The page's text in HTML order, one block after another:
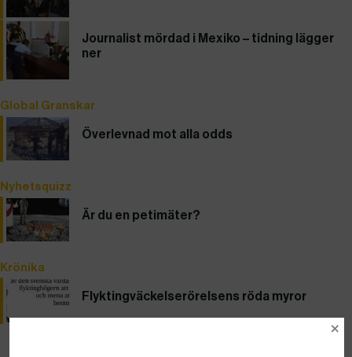
Journalist mördad i Mexiko – tidning lägger
ner
Global Granskar
Överlevnad mot alla odds
Nyhetsquizz
Är du en petimäter?
Krönika
Flyktingväckelserörelsens röda myror